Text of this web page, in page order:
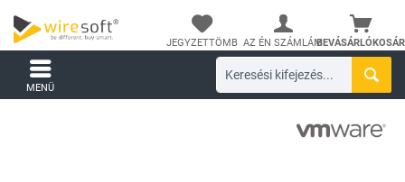
BEVÁSÁRLÓKOSÁR
JEGYZETTÖMB AZ ÉN SZÁMLÁM
MENÜ